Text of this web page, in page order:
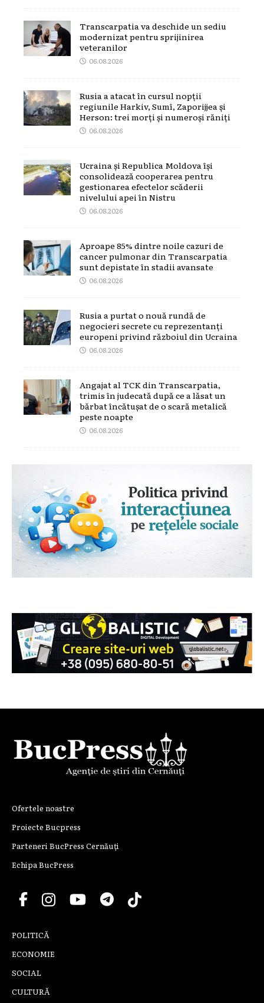
Transcarpatia va deschide un sediu
modernizat pentru sprijinirea
veteranilor
06.08.2026
Rusia a atacat în cursul nopții
regiunile Harkiv, Sumî, Zaporijjea și
Herson: trei morți și numeroși răniți
06.08.2026
Ucraina și Republica Moldova își
consolidează cooperarea pentru
gestionarea efectelor scăderii
nivelului apei în Nistru
06.08.2026
Aproape 85% dintre noile cazuri de
cancer pulmonar din Transcarpatia
sunt depistate în stadii avansate
06.08.2026
Rusia a purtat o nouă rundă de
negocieri secrete cu reprezentanți
europeni privind războiul din Ucraina
06.08.2026
Angajat al TCK din Transcarpatia,
trimis în judecată după ce a lăsat un
bărbat încătușat de o scară metalică
peste noapte
06.08.2026
Ofertele noastre
Proiecte Bucpress
Parteneri BucPress Cernăuți
Echipa BucPress
POLITICĂ
ECONOMIE
SOCIAL
CULTURĂ